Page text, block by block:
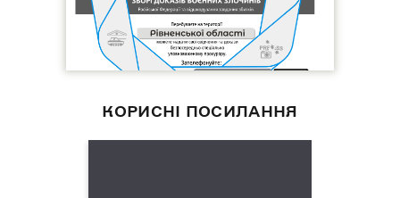
КОРИСНІ ПОСИЛАННЯ